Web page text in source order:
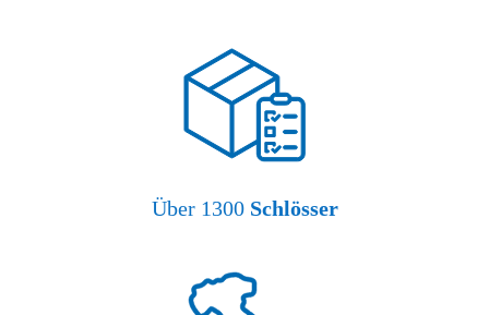
Über 1300 Schlösser